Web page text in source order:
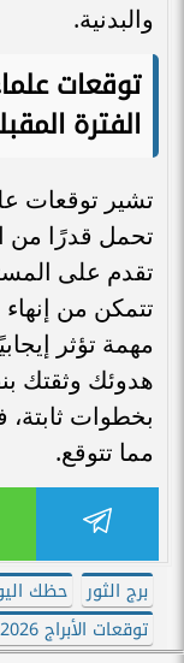
والبدنية.
توقعات
الفترة
تشير توقعات
تحمل قدرًا من
تقدم على
تتمكن من
مهمة تؤثر
هدوئك وثقتك
بخطوات ثابتة،
مما تتوقع.
برج الثور حظك
توقعات الأبراج 2026